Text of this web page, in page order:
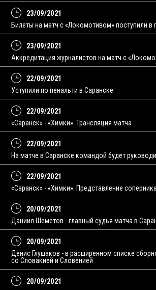
23/09/2021
Билеты на матч с «Локомотивом» поступили в
23/09/2021
Аккредитация журналистов на матч с
22/09/2021
Уступили по пенальти в Саранске
22/09/2021
«Саранск» - «Химки». Трансляция матча
22/09/2021
На матче в Саранске командой будет
22/09/2021
«Саранск» - «Химки». Представление соперника
20/09/2021
Даниил Шеметов - главный судья матча в
20/09/2021
Денис Глушаков - в расширенном списке
со Словакией и Словенией
20/09/2021